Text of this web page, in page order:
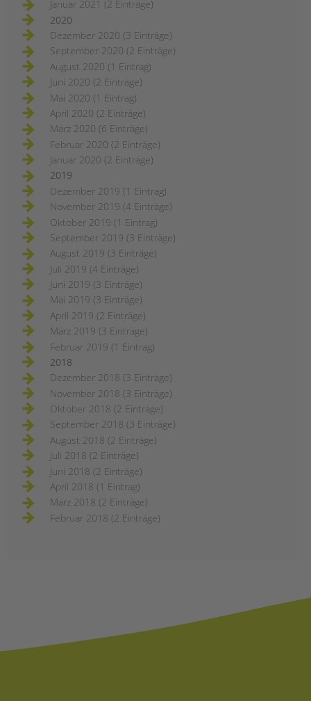
Januar 2021 (2 Einträge)
2020
Dezember 2020 (3 Einträge)
September 2020 (2 Einträge)
August 2020 (1 Eintrag)
Juni 2020 (2 Einträge)
Mai 2020 (1 Eintrag)
April 2020 (2 Einträge)
März 2020 (6 Einträge)
Februar 2020 (2 Einträge)
Januar 2020 (2 Einträge)
2019
Dezember 2019 (1 Eintrag)
November 2019 (4 Einträge)
Oktober 2019 (1 Eintrag)
September 2019 (3 Einträge)
August 2019 (3 Einträge)
Juli 2019 (4 Einträge)
Juni 2019 (3 Einträge)
Mai 2019 (3 Einträge)
April 2019 (2 Einträge)
März 2019 (3 Einträge)
Februar 2019 (1 Eintrag)
2018
Dezember 2018 (3 Einträge)
November 2018 (3 Einträge)
Oktober 2018 (2 Einträge)
September 2018 (3 Einträge)
August 2018 (2 Einträge)
Juli 2018 (2 Einträge)
Juni 2018 (2 Einträge)
April 2018 (1 Eintrag)
März 2018 (2 Einträge)
Februar 2018 (2 Einträge)